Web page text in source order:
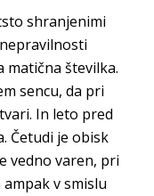
shranjenimi
matična številka.
sencu, da pri
In leto pred
Četudi je obisk
vedno varen, pri
v smislu